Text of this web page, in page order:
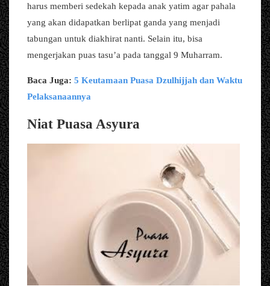
harus memberi sedekah kepada anak yatim agar pahala
yang akan didapatkan berlipat ganda yang menjadi
tabungan untuk diakhirat nanti. Selain itu, bisa
mengerjakan puas tasu’a pada tanggal 9 Muharram.
Baca Juga: 5 Keutamaan Puasa Dzulhijjah dan Waktu
Pelaksanaannya
Niat Puasa Asyura